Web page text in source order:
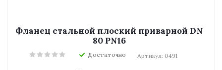
Фланец стальной плоский приварной DN
80 PN16
Достаточно Артикул: 0491